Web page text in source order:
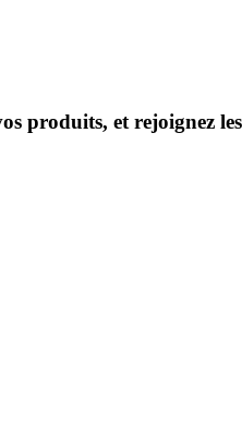
produits, et rejoignez